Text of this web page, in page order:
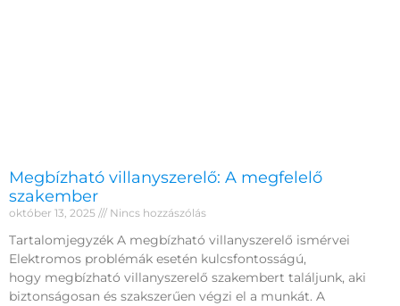
Megbízható villanyszerelő: A megfelelő
szakember
október 13, 2025 Nincs hozzászólás
Tartalomjegyzék A megbízható villanyszerelő ismérvei
Elektromos problémák esetén kulcsfontosságú,
hogy megbízható villanyszerelő szakembert találjunk, aki
biztonságosan és szakszerűen végzi el a munkát. A